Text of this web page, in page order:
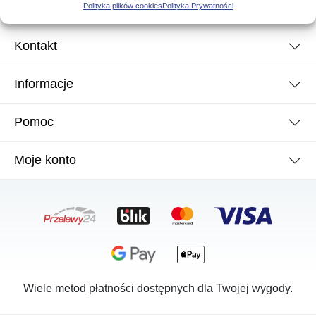
Polityka plików cookiesPolityka Prywatności
Kontakt
Informacje
Pomoc
Moje konto
Wiele metod płatności dostępnych dla Twojej wygody.